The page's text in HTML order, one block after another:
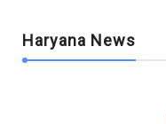
Haryana News